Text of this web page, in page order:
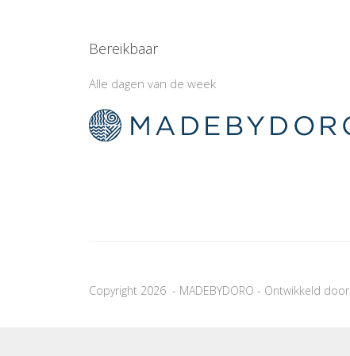
Bereikbaar
Alle dagen van de week
Copyright 2026 - MADEBYDORO - Ontwikkeld door